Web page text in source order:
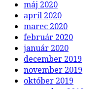
máj 2020
apríl 2020
marec 2020
február 2020
január 2020
december 2019
november 2019
október 2019